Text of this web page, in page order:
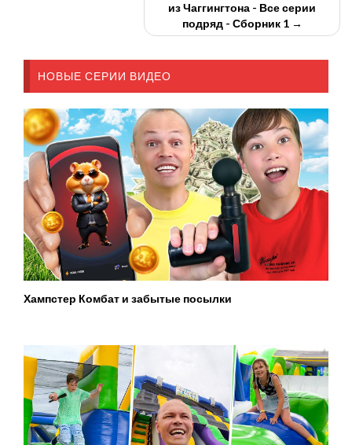
из Чаггингтона - Все серии
подряд - Сборник 1 →
НОВЫЕ СЕРИИ ВИДЕО
Хампстер Комбат и забытые посылки